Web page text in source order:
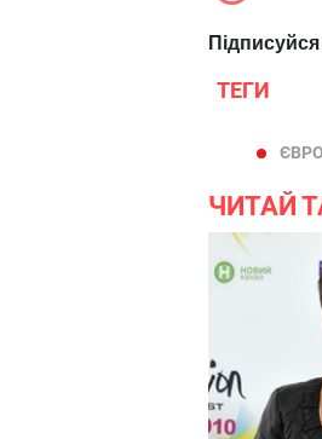
ТЕГИ
ЧИТАЙ